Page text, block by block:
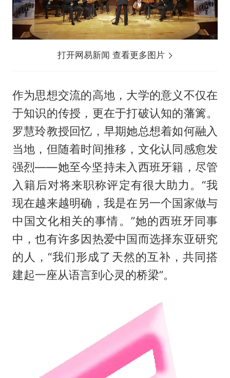
打开网易新闻 查看更多图片
作为思想交流的高地，大学的意义不仅在
于知识的传授，更在于打破认知的藩篱。
罗慧玲教授回忆，早期她总想着如何融入
当地，但随着时间推移，文化认同感愈发
强烈——她至今坚持未入西班牙籍，尽管
入籍后对将来职称评定有很大助力。“我
现在越来越明确，我是在另一个国家做与
中国文化相关的事情。”她的西班牙同事
中，也有许多因热爱中国而选择东亚研究
的人，“我们形成了天然的互补，共同搭
建起一座从语言到心灵的桥梁”。